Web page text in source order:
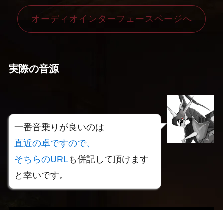
オーディオインターフェースページへ
実際の音源
一番音乗りが良いのは
直近の卓ですので、
そちらのURLも併記して頂けます
と幸いです。